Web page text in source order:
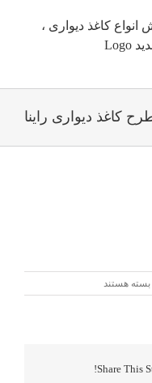
کاغذ دیواری راینا
برای
طرح
بسته هستند
Share This